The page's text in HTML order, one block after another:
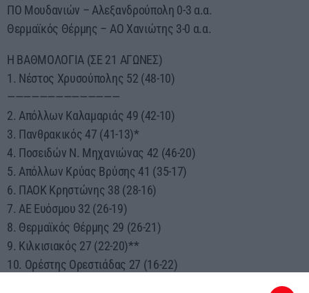
ΠΟ Μουδανιών – Αλεξανδρούπολη 0-3 α.α.
Θερμαϊκός Θέρμης – ΑΟ Χανιώτης 3-0 α.α.
Η ΒΑΘΜΟΛΟΓΙΑ (ΣΕ 21 ΑΓΩΝΕΣ)
1. Νέστος Χρυσούπολης 52 (48-10)
——————————————
2. Απόλλων Καλαμαριάς 49 (42-10)
3. Πανθρακικός 47 (41-13)*
4. Ποσειδών Ν. Μηχανιώνας 42 (46-20)
5. Απόλλων Κρύας Βρύσης 41 (35-17)
6. ΠΑΟΚ Κρηστώνης 38 (28-16)
7. ΑΕ Ευόσμου 32 (26-19)
8. Θερμαϊκός Θέρμης 29 (26-21)
9. Κιλκισιακός 27 (22-20)**
10. Ορέστης Ορεστιάδας 27 (16-22)